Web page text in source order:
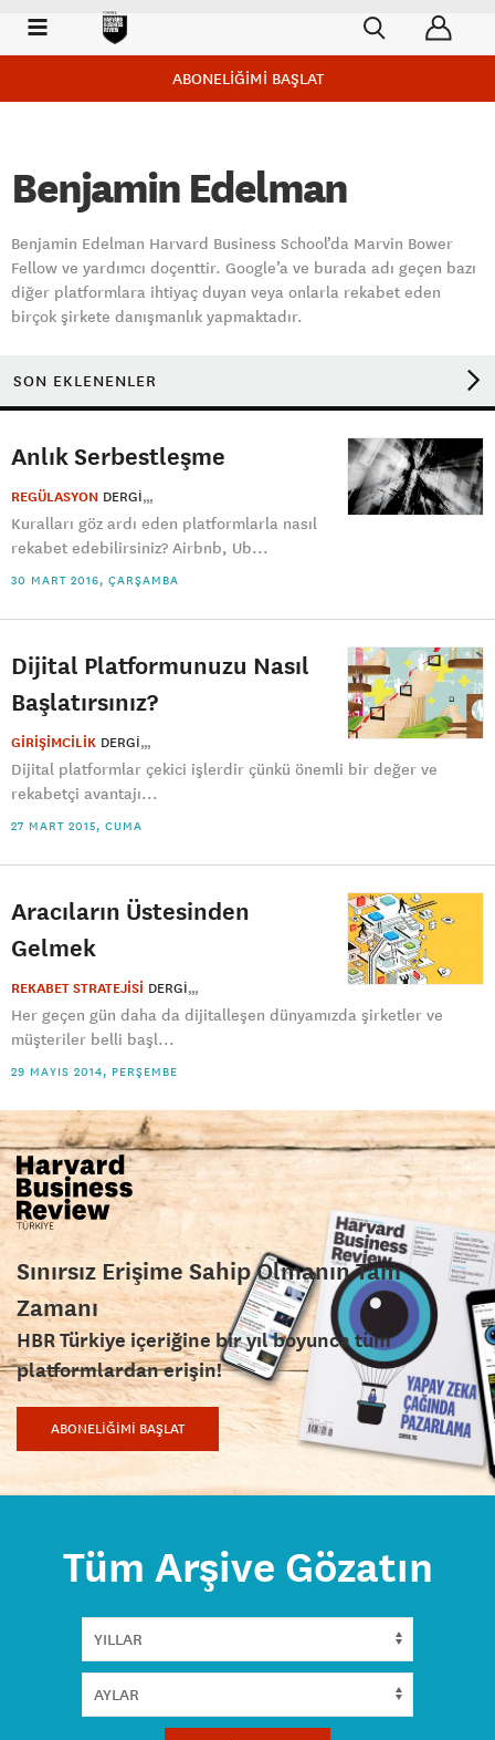
ABONELİĞİMİ BAŞLAT
Benjamin Edelman
Benjamin Edelman Harvard Business School’da Marvin Bower
Fellow ve yardımcı doçenttir. Google’a ve burada adı geçen bazı
diğer platformlara ihtiyaç duyan veya onlarla rekabet eden
birçok şirkete danışmanlık yapmaktadır.
SON EKLENENLER
Anlık Serbestleşme
REGÜLASYON DERGI
Kuralları göz ardı eden platformlarla nasıl
rekabet edebilirsiniz? Airbnb, Ub...
30 MART 2016, ÇARŞAMBA
Dijital Platformunuzu Nasıl
Başlatırsınız?
GİRİŞİMCİLİK DERGI
Dijital platformlar çekici işlerdir çünkü önemli bir değer ve
rekabetçi avantajı...
27 MART 2015, CUMA
Aracıların Üstesinden
Gelmek
REKABET STRATEJİSİ DERGI
Her geçen gün daha da dijitalleşen dünyamızda şirketler ve
müşteriler belli başl...
29 MAYIS 2014, PERŞEMBE
Sınırsız Erişime Sahip Olmanın Tam
Zamanı
HBR Türkiye içeriğine bir yıl boyunca tüm
platformlardan erişin!
ABONELİĞİMİ BAŞLAT
Tüm Arşive Gözatın